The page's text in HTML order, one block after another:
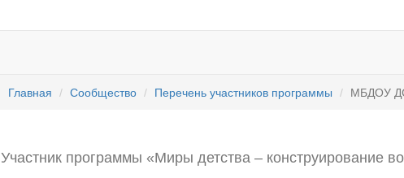
Главная Сообщество Перечень участников программы МБДОУ
Участник программы «Миры детства – конструирование